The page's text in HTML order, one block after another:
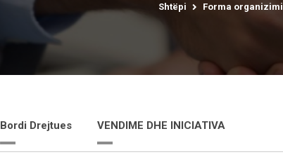
Shtëpi Forma organizimi
Bordi Drejtues VENDIME DHE INICIATIVA